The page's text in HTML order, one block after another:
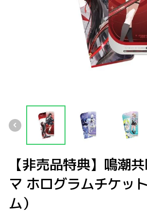
【非売品特典】鳴潮
マ ホログラムチケッ
ム）